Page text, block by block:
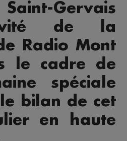
Saint-Gervais
de la
Radio Mont
le cadre de
spéciale
bilan de cet
en haute